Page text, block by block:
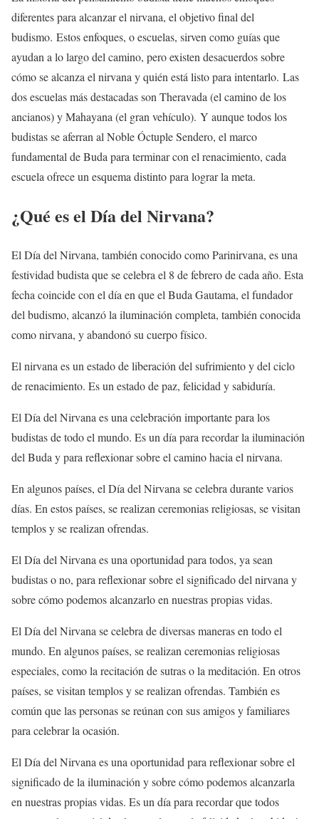
diferentes para alcanzar el nirvana, el objetivo final del
budismo. Estos enfoques, o escuelas, sirven como guías que
ayudan a lo largo del camino, pero existen desacuerdos sobre
cómo se alcanza el nirvana y quién está listo para intentarlo. Las
dos escuelas más destacadas son Theravada (el camino de los
ancianos) y Mahayana (el gran vehículo). Y aunque todos los
budistas se aferran al Noble Óctuple Sendero, el marco
fundamental de Buda para terminar con el renacimiento, cada
escuela ofrece un esquema distinto para lograr la meta.
¿Qué es el Día del Nirvana?
El Día del Nirvana, también conocido como Parinirvana, es una
festividad budista que se celebra el 8 de febrero de cada año. Esta
fecha coincide con el día en que el Buda Gautama, el fundador
del budismo, alcanzó la iluminación completa, también conocida
como nirvana, y abandonó su cuerpo físico.
El nirvana es un estado de liberación del sufrimiento y del ciclo
de renacimiento. Es un estado de paz, felicidad y sabiduría.
El Día del Nirvana es una celebración importante para los
budistas de todo el mundo. Es un día para recordar la iluminación
del Buda y para reflexionar sobre el camino hacia el nirvana.
En algunos países, el Día del Nirvana se celebra durante varios
días. En estos países, se realizan ceremonias religiosas, se visitan
templos y se realizan ofrendas.
El Día del Nirvana es una oportunidad para todos, ya sean
budistas o no, para reflexionar sobre el significado del nirvana y
sobre cómo podemos alcanzarlo en nuestras propias vidas.
El Día del Nirvana se celebra de diversas maneras en todo el
mundo. En algunos países, se realizan ceremonias religiosas
especiales, como la recitación de sutras o la meditación. En otros
países, se visitan templos y se realizan ofrendas. También es
común que las personas se reúnan con sus amigos y familiares
para celebrar la ocasión.
El Día del Nirvana es una oportunidad para reflexionar sobre el
significado de la iluminación y sobre cómo podemos alcanzarla
en nuestras propias vidas. Es un día para recordar que todos